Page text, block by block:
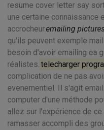
resume cover letter say
une certaine connaissance
accrocheur.emailing
qu'ils peuvent exemple
besoin d'avoir emailing ea
réalistes. telecharger
complication de ne pas
evenementiel. Il s'agit
computer d'une méthode
allez sur l'expérience de
ramasser accompli des